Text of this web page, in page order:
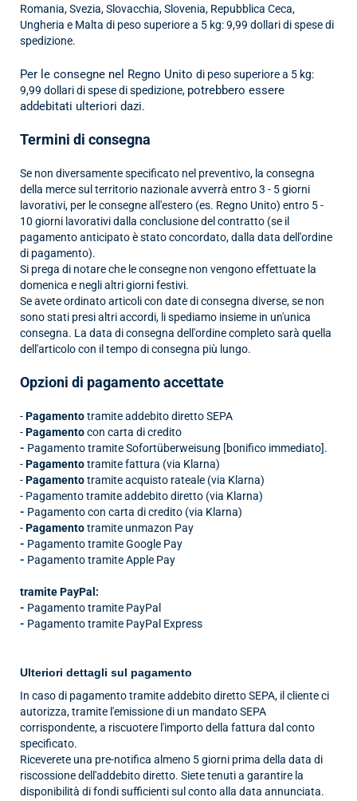
Romania, Svezia, Slovacchia, Slovenia, Repubblica Ceca,
Ungheria e Malta di peso superiore a 5 kg: 9,99 dollari di spese di
spedizione.
Per le consegne nel Regno Unito di peso superiore a 5 kg:
9,99 dollari di spese di spedizione, potrebbero essere
addebitati ulteriori dazi.
Termini di consegna
Se non diversamente specificato nel preventivo, la consegna
della merce sul territorio nazionale avverrà entro 3 - 5giorni
lavorativi, per le consegne all'estero (es. Regno Unito) entro 5 -
10 giorni lavoratividalla conclusione del contratto (se il
pagamento anticipato è stato concordato, dalla data dell'ordine
di pagamento).
Si prega di notare che le consegne non vengono effettuate la
domenica e negli altri giorni festivi.
Se avete ordinato articoli con date di consegna diverse, se non
sono stati presi altri accordi, li spediamo insieme in un'unica
consegna. La data di consegna dell'ordine completo sarà quella
dell'articolo con il tempo di consegna più lungo.
Opzioni di pagamento accettate
-Pagamentotramite addebito diretto SEPA
-Pagamentocon carta di credito
- Pagamento tramite Sofortüberweisung [bonifico immediato].
-Pagamentotramite fattura (via Klarna)
-Pagamentotramite acquisto rateale (via Klarna)
- Pagamento tramite addebito diretto (via Klarna)
- Pagamento con carta di credito (via Klarna)
-Pagamentotramite unmazon Pay
- Pagamento tramite Google Pay
- Pagamento tramite Apple Pay
tramite PayPal:
- Pagamento tramite PayPal
- Pagamento tramite PayPal Express
Ulteriori dettagli sul pagamento
In caso di pagamento tramite addebito diretto SEPA, il cliente ci
autorizza, tramite l'emissione di un mandato SEPA
corrispondente, a riscuotere l'importo della fattura dal conto
specificato.
Riceverete una pre-notifica almeno 5 giorni prima della data di
riscossione dell'addebito diretto. Siete tenuti a garantire la
disponibilità di fondi sufficienti sul conto alla data annunciata.